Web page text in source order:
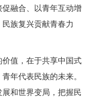
融合、以青年互动增
族复兴贡献青春力
值，在于共享中国式
年代表民族的未来。
和世界变局，把握民